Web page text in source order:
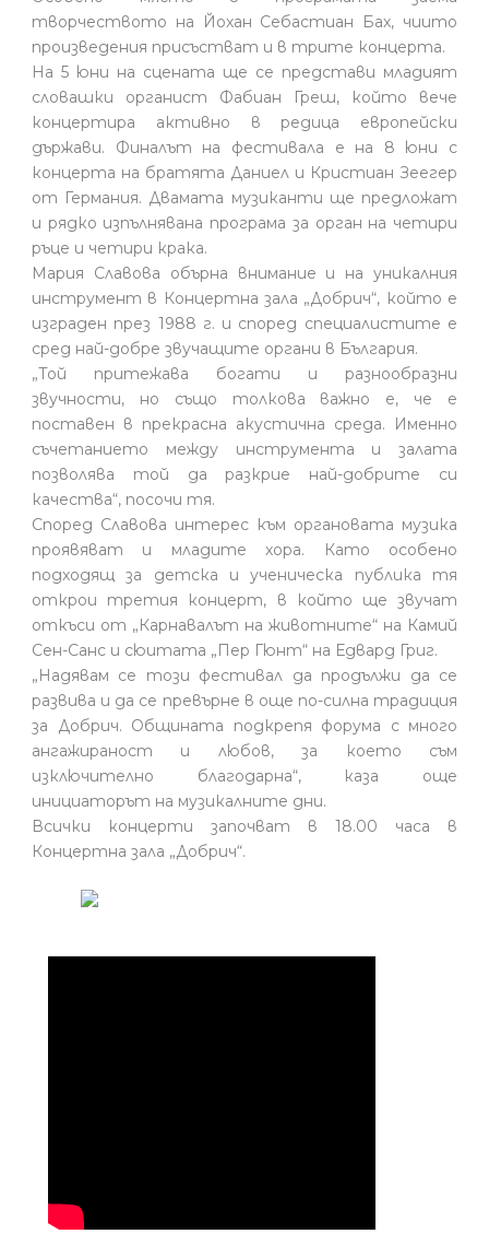
творчеството на Йохан Себастиан Бах, чиито
произведения присъстват и в трите концерта.
На 5 юни на сцената ще се представи младият
словашки органист Фабиан Греш, който вече
концертира активно в редица европейски
държави. Финалът на фестивала е на 8 юни с
концерта на братята Даниел и Кристиан Зеегер
от Германия. Двамата музиканти ще предложат
и рядко изпълнявана програма за орган на четири
ръце и четири крака.
Мария Славова обърна внимание и на уникалния
инструмент в Концертна зала „Добрич“, който е
изграден през 1988 г. и според специалистите е
сред най-добре звучащите органи в България.
„Той притежава богати и разнообразни
звучности, но също толкова важно е, че е
поставен в прекрасна акустична среда. Именно
съчетанието между инструмента и залата
позволява той да разкрие най-добрите си
качества“, посочи тя.
Според Славова интерес към органовата музика
проявяват и младите хора. Като особено
подходящ за детска и ученическа публика тя
открои третия концерт, в който ще звучат
откъси от „Карнавалът на животните“ на Камий
Сен-Санс и сюитата „Пер Гюнт“ на Едвард Григ.
„Надявам се този фестивал да продължи да се
развива и да се превърне в още по-силна традиция
за Добрич. Общината подкрепя форума с много
ангажираност и любов, за което съм
изключително благодарна“, каза още
инициаторът на музикалните дни.
Всички концерти започват в 18.00 часа в
Концертна зала „Добрич“.